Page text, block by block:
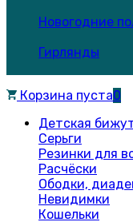
Новогодние
Гирлянды
Корзина пуста0
Детская
Серьги
Резинки для
Расчёски
Ободки,
Невидимки
Кошельки